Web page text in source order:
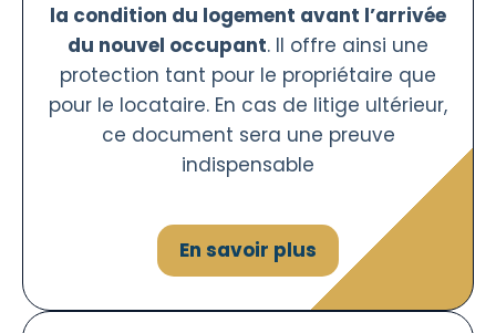
la condition du logement avant l’arrivée
du nouvel occupant. Il offre ainsi une
protection tant pour le propriétaire que
pour le locataire. En cas de litige ultérieur,
ce document sera une preuve
indispensable
En savoir plus